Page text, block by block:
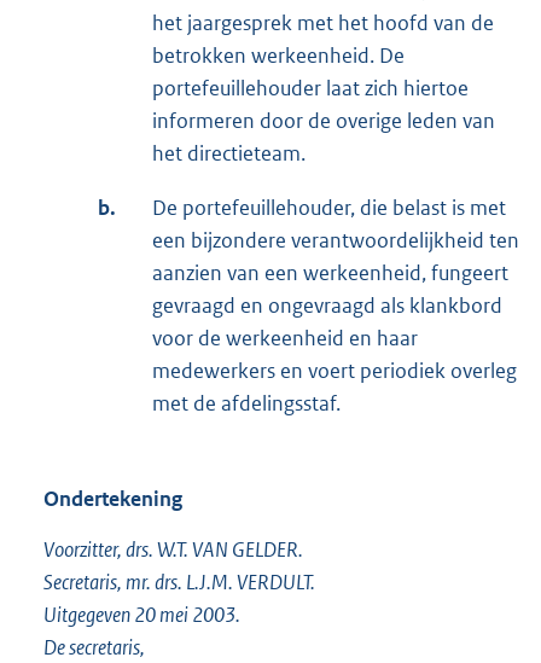
het jaargesprek met het hoofd van de
betrokken werkeenheid. De
portefeuillehouder laat zich hiertoe
informeren door de overige leden van
het directieteam.
b.
De portefeuillehouder, die belast is met
een bijzondere verantwoordelijkheid ten
aanzien van een werkeenheid, fungeert
gevraagd en ongevraagd als klankbord
voor de werkeenheid en haar
medewerkers en voert periodiek overleg
met de afdelingsstaf.
Ondertekening
Voorzitter, drs. W.T. VAN GELDER.
Secretaris, mr. drs. L.J.M. VERDULT.
Uitgegeven 20 mei 2003.
De secretaris,